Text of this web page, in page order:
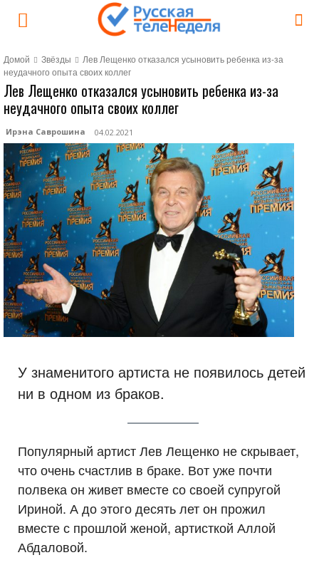
Домой Звёзды
Лев Лещенко отказался усыновить ребенка из-за
неудачного опыта своих коллег
Лев Лещенко отказался усыновить ребенка из-за
неудачного опыта своих коллег
Ирэна Саврошина 04.02.2021
У знаменитого артиста не появилось детей
ни в одном из браков.
Популярный артист Лев Лещенко не скрывает,
что очень счастлив в браке. Вот уже почти
полвека он живет вместе со своей супругой
Ириной. А до этого десять лет он прожил
вместе с прошлой женой, артисткой Аллой
Абдаловой.